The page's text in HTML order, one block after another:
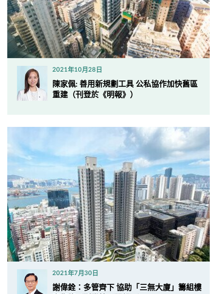
2021年10月28日
陳家佩: 善用新規劃工具 公私協作加快舊區
重建（刊登於《明報》）
2021年7月30日
謝偉銓：多管齊下 協助「三無大廈」籌組樓